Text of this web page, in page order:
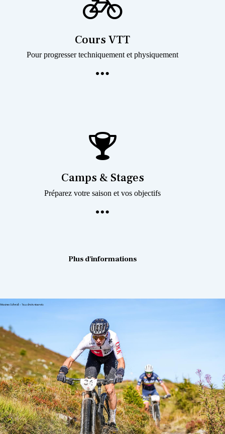
Cours VTT
Pour progresser techniquement et physiquement
Camps & Stages
Préparez votre saison et vos objectifs
Plus d'informations